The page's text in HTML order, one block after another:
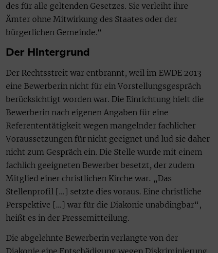
des für alle geltenden Gesetzes. Sie verleiht ihre
Ämter ohne Mitwirkung des Staates oder der
bürgerlichen Gemeinde.“
Der Hintergrund
Der Rechtsstreit war entbrannt, weil im EWDE 2013
eine Bewerberin nicht für ein Vorstellungsgespräch
berücksichtigt worden war. Die Einrichtung hielt die
Bewerberin nach eigenen Angaben für eine
Referententätigkeit wegen mangelnder fachlicher
Voraussetzungen für nicht geeignet und lud sie daher
nicht zum Gespräch ein. Die Stelle wurde mit einem
fachlich geeigneten Bewerber besetzt, der zudem
Mitglied einer christlichen Kirche war. „Das
Stellenprofil […] setzte dies voraus. Eine christliche
Perspektive […] war für die Diakonie unabdingbar“,
heißt es in der Pressemitteilung.
Die abgelehnte Bewerberin verlangte von der